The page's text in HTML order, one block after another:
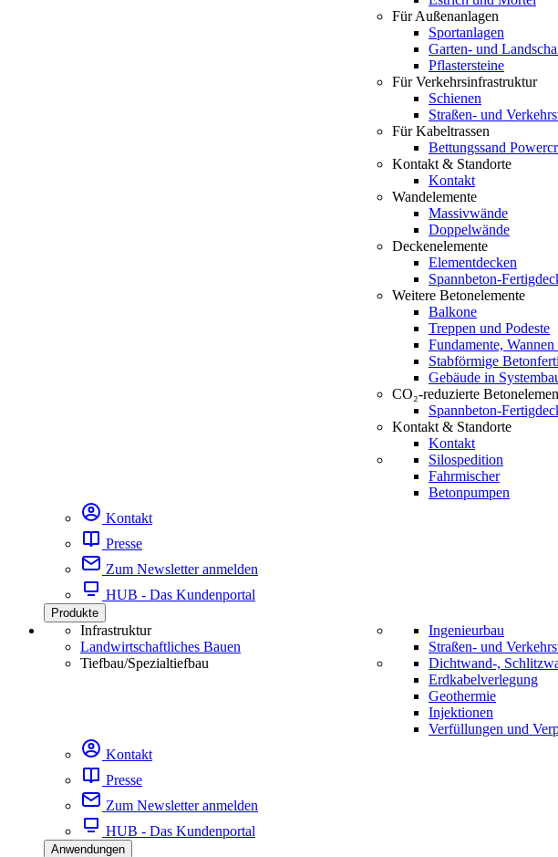
Für Außenanlagen
Sportanlagen
Garten- und
Pflastersteine
Für Verkehrsinfrastruktur
Schienen
Straßen- und
Für Kabeltrassen
Bettungssand
Kontakt & Standorte
Kontakt
Wandelemente
Massivwände
Doppelwände
Deckenelemente
Elementdecken
Spannbeton-
Weitere Betonelemente
Balkone
Treppen und Podeste
Fundamente,
Stabförmige
Gebäude in
CO₂-reduzierte
Spannbeton-
Kontakt & Standorte
Kontakt
Silospedition
Fahrmischer
Betonpumpen
Kontakt
Presse
Zum Newsletter anmelden
HUB - Das Kundenportal
Produkte
Infrastruktur
Landwirtschaftliches Bauen
Tiefbau/Spezialtiefbau
Ingenieurbau
Straßen- und
Dichtwand-,
Erdkabelverlegung
Geothermie
Injektionen
Verfüllungen und
Kontakt
Presse
Zum Newsletter anmelden
HUB - Das Kundenportal
Anwendungen